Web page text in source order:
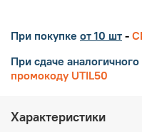
При покупке от 10 шт -
При сдаче аналогичного
промокоду UTIL50
Характеристики